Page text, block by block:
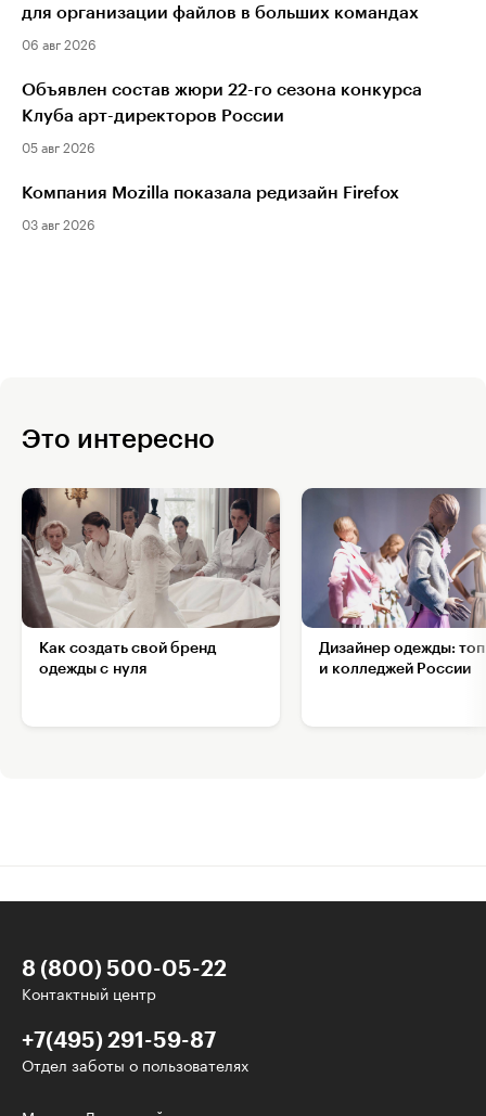
для организации файлов в больших командах
06 авг 2026
Объявлен состав жюри 22-го сезона конкурса
Клуба арт-директоров России
05 авг 2026
Компания Mozilla показала редизайн Firefox
03 авг 2026
Это интересно
Как создать свой бренд
одежды с нуля
Дизайнер одежды:
и колледжей России
8 (800) 500-05-22
Контактный центр
+7(495) 291-59-87
Отдел заботы о пользователях